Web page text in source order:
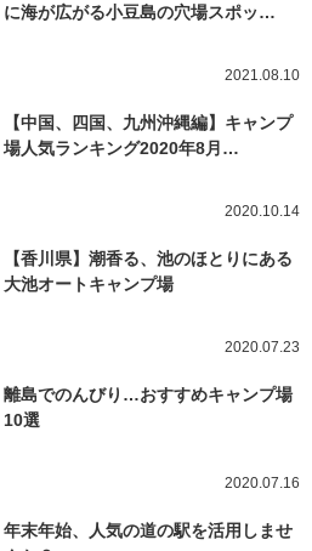
に海が広がる小豆島の穴場スポッ…
2021.08.10
【中国、四国、九州沖縄編】キャンプ
場人気ランキング2020年8月…
2020.10.14
【香川県】潮香る、池のほとりにある
大池オートキャンプ場
2020.07.23
離島でのんびり…おすすめキャンプ場
10選
2020.07.16
年末年始、人気の道の駅を活用しませ